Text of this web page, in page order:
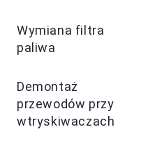
Wymiana filtra
paliwa
Demontaż
przewodów przy
wtryskiwaczach